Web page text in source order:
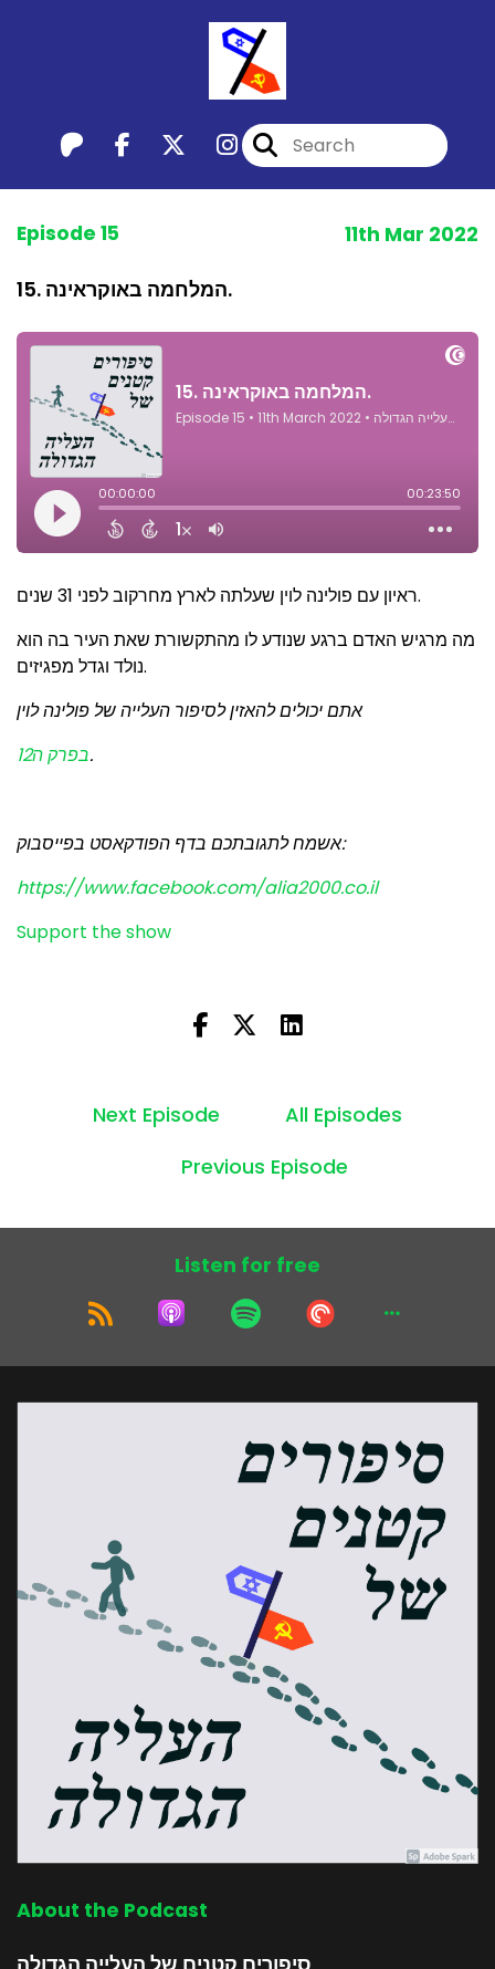
Episode 15 11th Mar 2022
15. המלחמה באוקראינה.
ראיון עם פולינה לוין שעלתה לארץ מחרקוב לפני 31 שנים.
מה מרגיש האדם ברגע שנודע לו מהתקשורת שאת העיר בה הוא
נולד וגדל מפגיזים.
אתם יכולים להאזין לסיפור העלייה של פולינה לוין
בפרק ה12.
אשמח לתגובתכם בדף הפודקאסט בפייסבוק:
https://www.facebook.com/alia2000.co.il
Support the show
Next Episode
All Episodes
Previous Episode
Listen for free
About the Podcast